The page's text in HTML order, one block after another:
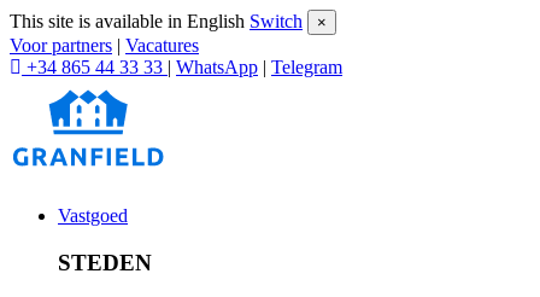
This site is available in English Switch ×
Voor partners | Vacatures
+34 865 44 33 33 | WhatsApp | Telegram
Vastgoed
STEDEN